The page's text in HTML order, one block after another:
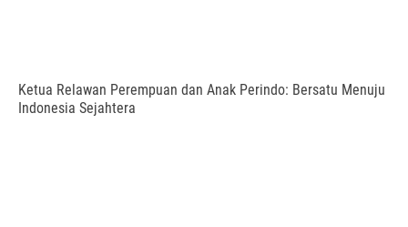
Ketua Relawan Perempuan dan Anak Perindo: Bersatu Menuju
Indonesia Sejahtera